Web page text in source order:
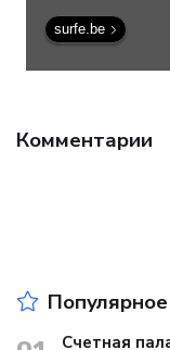
surfe.be
Комментарии
Популярное
Счетная